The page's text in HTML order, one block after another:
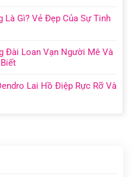
Là Gì? Vẻ Đẹp Của Sự Tinh
Đài Loan Vạn Người Mê Và
Lai Hồ Điệp Rực Rỡ Và